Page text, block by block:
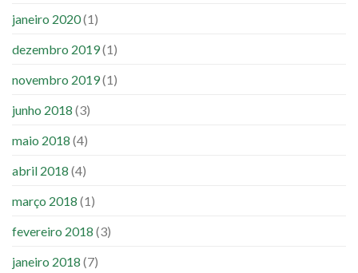
janeiro 2020(1)
dezembro 2019(1)
novembro 2019(1)
junho 2018 (3)
maio 2018 (4)
abril 2018 (4)
março 2018 (1)
fevereiro 2018 (3)
janeiro 2018 (7)